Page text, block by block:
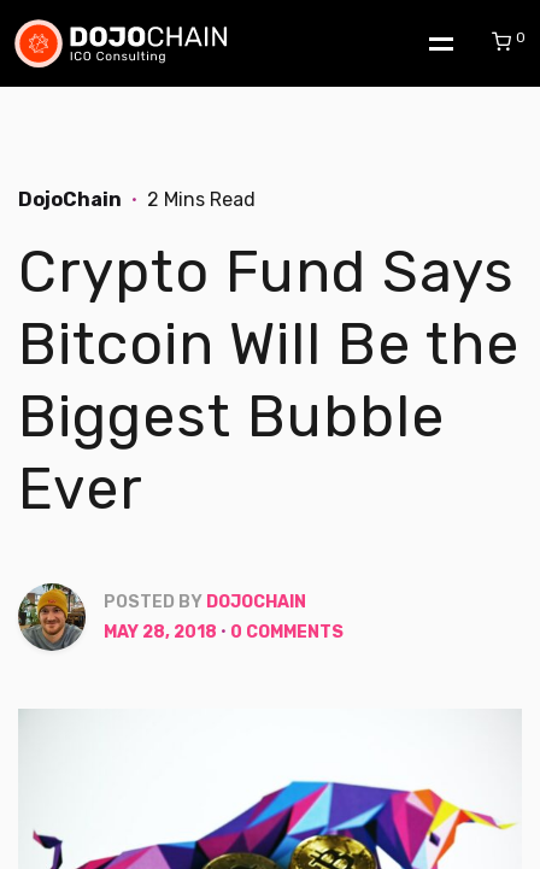
0
DojoChain 2 Mins Read
Crypto Fund Says
Bitcoin Will Be the
Biggest Bubble
Ever
POSTED BY DOJOCHAIN
MAY 28, 2018
0 COMMENTS